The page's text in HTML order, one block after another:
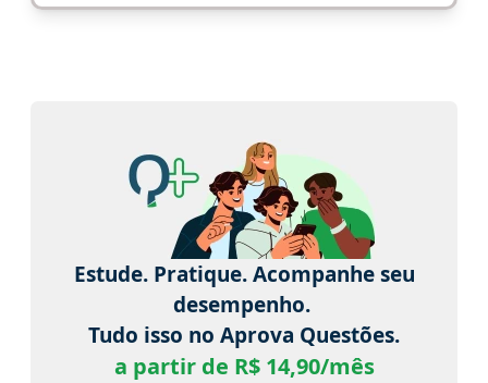
Estude. Pratique. Acompanhe seu
desempenho.
Tudo isso no Aprova Questões.
a partir de R$ 14,90/mês